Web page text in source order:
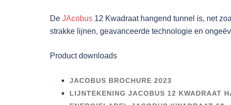
De JAcobus 12 Kwadraat hangend tunnel is, net
strakke lijnen, geavanceerde technologie en
Product downloads
JACOBUS BROCHURE 2023
LIJNTEKENING JACOBUS 12 KWADRAAT